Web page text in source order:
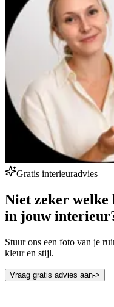
Gratis interieuradvies
Niet zeker welke
in jouw
Stuur ons een foto van je
kleur en stijl.
Vraag gratis advies aan->